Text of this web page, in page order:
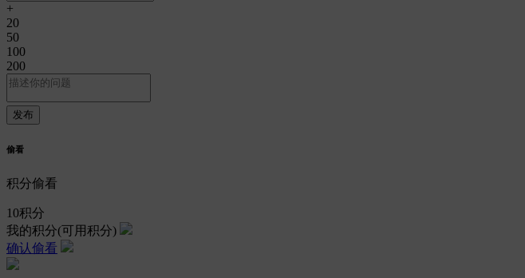
+
20
50
100
200
偷看
积分偷看
10积分
我的积分(可用积分)
确认偷看